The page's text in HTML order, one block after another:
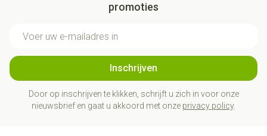
promoties
Inschrijven
Door op inschrijven te klikken, schrijft u zich in voor onze
nieuwsbrief en gaat u akkoord met onze privacy policy.